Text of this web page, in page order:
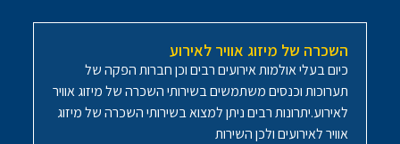
השכרה של מיזוג אוויר לאירוע
כיום בעלי אולמות אירועים רבים וכן חברות הפקה של
תערוכות וכנסים משתמשים בשירותי השכרה של מיזוג אוויר
לאירוע.יתרונות רבים ניתן למצוא בשירותי השכרה של מיזוג
אוויר לאירועים ולכן השירות